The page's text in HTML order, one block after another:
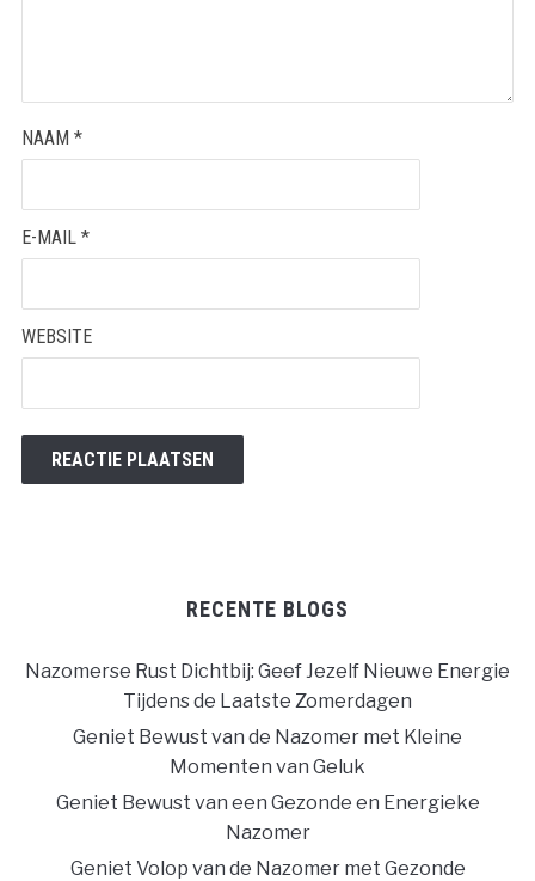
NAAM *
E-MAIL *
WEBSITE
RECENTE BLOGS
Nazomerse Rust Dichtbij: Geef Jezelf Nieuwe Energie
Tijdens de Laatste Zomerdagen
Geniet Bewust van de Nazomer met Kleine
Momenten van Geluk
Geniet Bewust van een Gezonde en Energieke
Nazomer
Geniet Volop van de Nazomer met Gezonde